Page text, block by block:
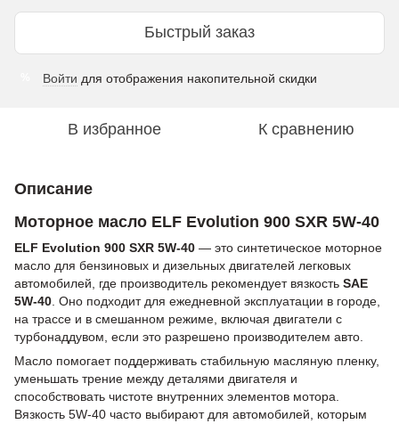
Быстрый заказ
Войти для отображения накопительной скидки
В избранное К сравнению
Описание
Моторное масло ELF Evolution 900 SXR 5W-40
ELF Evolution 900 SXR 5W-40 — это синтетическое моторное
масло для бензиновых и дизельных двигателей легковых
автомобилей, где производитель рекомендует вязкость SAE
5W-40 . Оно подходит для ежедневной эксплуатации в городе,
на трассе и в смешанном режиме, включая двигатели с
турбонаддувом, если это разрешено производителем авто.
Масло помогает поддерживать стабильную масляную пленку,
уменьшать трение между деталями двигателя и
способствовать чистоте внутренних элементов мотора.
Вязкость 5W-40 часто выбирают для автомобилей, которым